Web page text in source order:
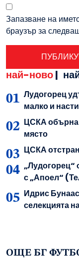
Запазване на
браузър за
най-ново|
Лудогорец
малко и
ЦСКА обърна
място
ЦСКА
„Лудогорец“
с „Апоел“
Идрис
селекцията
ОЩЕ БГ